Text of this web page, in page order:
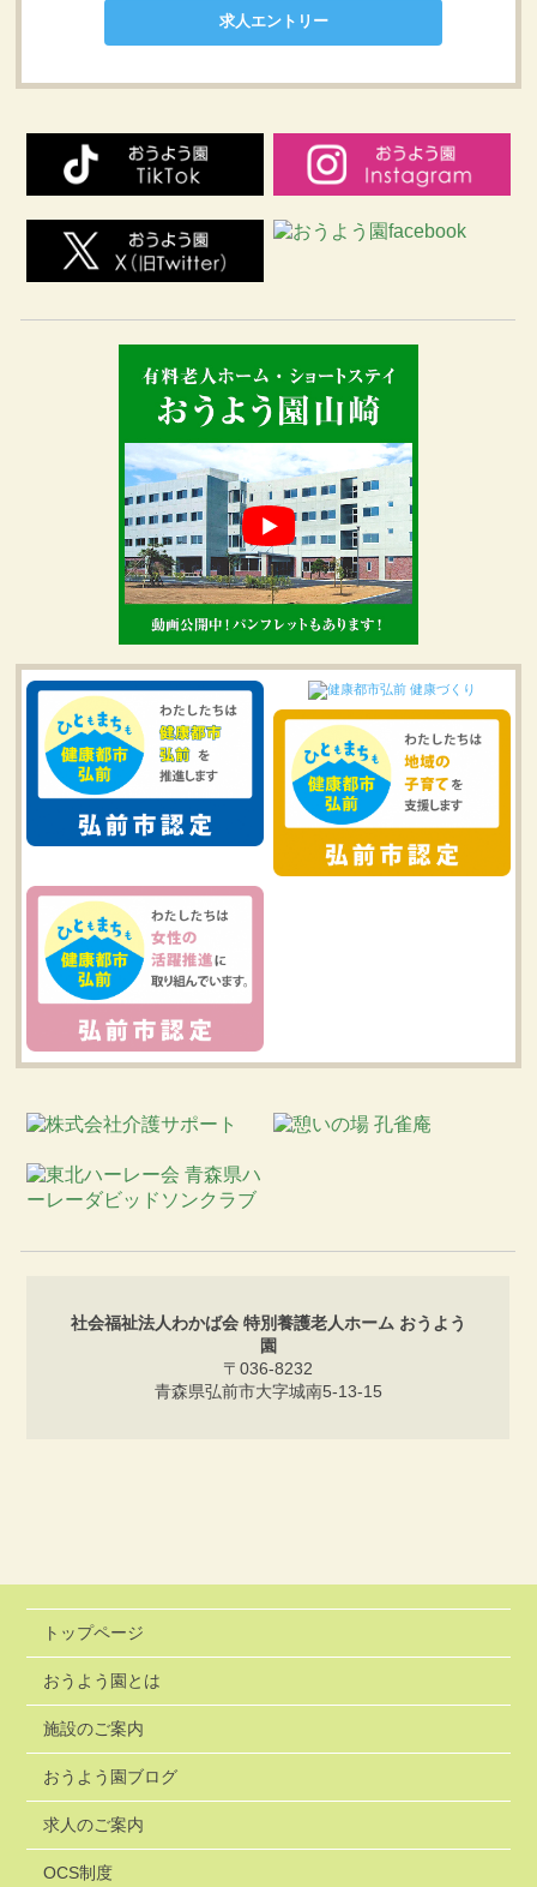
求人エントリー
社会福祉法人わかば会 特別養護老人ホーム おうよう
園
〒036-8232
青森県弘前市大字城南5-13-15
トップページ
おうよう園とは
施設のご案内
おうよう園ブログ
求人のご案内
OCS制度